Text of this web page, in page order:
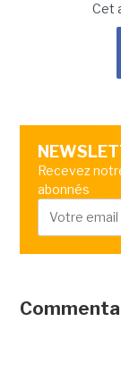
Cet
Recevez
abonnés